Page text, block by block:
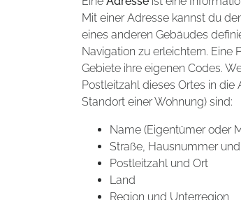
Mit einer Adresse kannst du
eines anderen Gebäudes
Navigation zu erleichtern. Eine
Gebiete ihre eigenen Codes.
Postleitzahl dieses Ortes in
Standort einer Wohnung) sind:
Name (Eigentümer oder
Straße, Hausnummer
Postleitzahl und Ort
Land
Region und Unterregion